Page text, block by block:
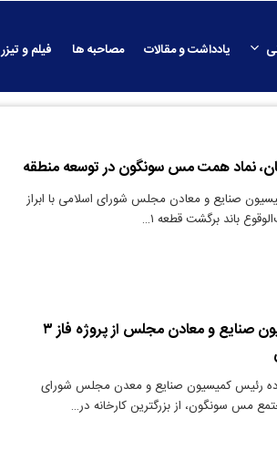
یادداشت و مقالات مصاحبه ها فیلم و تیزر
نماد همت مس سونگون در توسعه منطقه
صنایع و معادن مجلس شورای اسلامی با ابراز
باند برگشت قطعه ۱…
بازدید رئیس کمیسیون صنایع و معادن مجلس از پروژه فاز ۳
رئیس کمیسیون صنایع و معدن مجلس شورای
مس سونگون، از بزرگترین کارخانه در…